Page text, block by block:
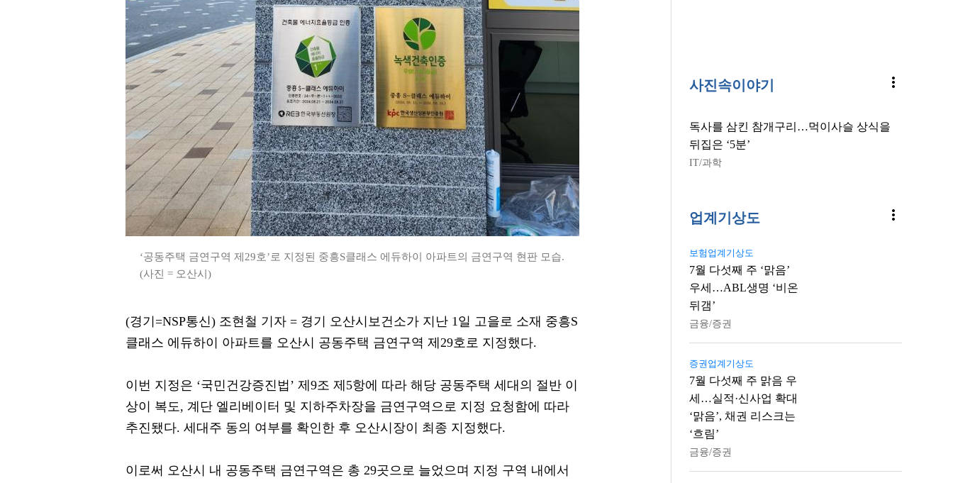
‘공동주택 금연구역 제29호’로 지정된 중흥S클래스 에듀하이 아파트의 금연구역 현판 모습.
(사진 = 오산시)
(경기=NSP통신) 조현철 기자 = 경기 오산시보건소가 지난 1일 고을로 소재 중흥S
클래스 에듀하이 아파트를 오산시 공동주택 금연구역 제29호로 지정했다.
이번 지정은 ‘국민건강증진법’ 제9조 제5항에 따라 해당 공동주택 세대의 절반 이
상이 복도, 계단 엘리베이터 및 지하주차장을 금연구역으로 지정 요청함에 따라
추진됐다. 세대주 동의 여부를 확인한 후 오산시장이 최종 지정했다.
이로써 오산시 내 공동주택 금연구역은 총 29곳으로 늘었으며 지정 구역 내에서
사진속이야기 more_vert
독사를 삼킨 참개구리…먹이사슬 상식을
뒤집은 ‘5분’
IT/과학
업계기상도 more_vert
보험업계기상도
7월 다섯째 주 ‘맑음’
우세…ABL생명 ‘비온
뒤갬’
금융/증권
증권업계기상도
7월 다섯째 주 맑음 우
세…실적·신사업 확대
‘맑음’, 채권 리스크는
‘흐림’
금융/증권